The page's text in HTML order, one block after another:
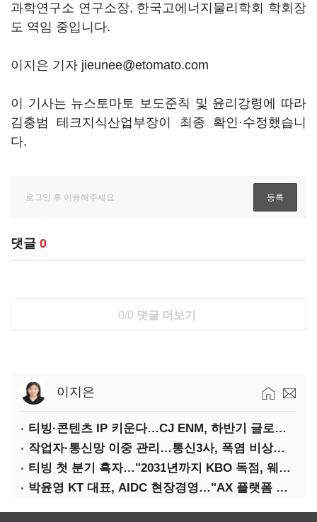
과학연구소 연구소장, 한국고에너지물리학회 학회장
도 역임 중입니다.
이지은 기자 jieunee@etomato.com
이 기사는 뉴스토마토 보도준칙 및 윤리강령에 따라
김충범 테크지식산업부장이 최종 확인·수정했습니
다.
댓글 0
0/0 댓글 더보기
이지은
티빙·콘텐츠 IP 키운다…CJ ENM, 하반기 글로벌 확장 가속
작업자·통신망 이중 관리…통신3사, 폭염 비상대응 돌입
티빙 첫 분기 흑자…"2031년까지 KBO 독점, 웨이브 합병도 속도"
박윤영 KT 대표, AIDC 현장경영…"AX 플랫폼 핵심 인프라로 키운다"